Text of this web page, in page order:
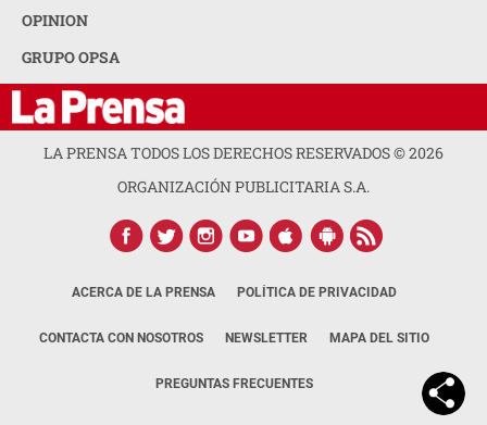
OPINION
GRUPO OPSA
LA PRENSA TODOS LOS DERECHOS RESERVADOS ©2026
ORGANIZACIÓN PUBLICITARIA S.A.
ACERCA DE LA PRENSA POLÍTICA DE PRIVACIDAD
CONTACTA CON NOSOTROS NEWSLETTER MAPA DEL SITIO
PREGUNTAS FRECUENTES